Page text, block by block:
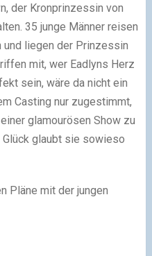
der Kronprinzessin von
35 junge Männer reisen
und liegen der Prinzessin
mit, wer Eadlyns Herz
sein, wäre da nicht ein
Casting nur zugestimmt,
glamourösen Show zu
glaubt sie sowieso
Pläne mit der jungen